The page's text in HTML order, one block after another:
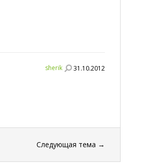
sherik 31.10.2012
Следующая тема →